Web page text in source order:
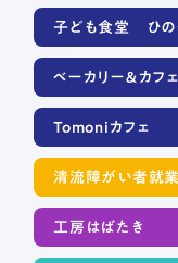
子ども食堂 ひの
ベーカリー＆カフェ
Tomoniカフェ
清流障がい者就
工房はばたき